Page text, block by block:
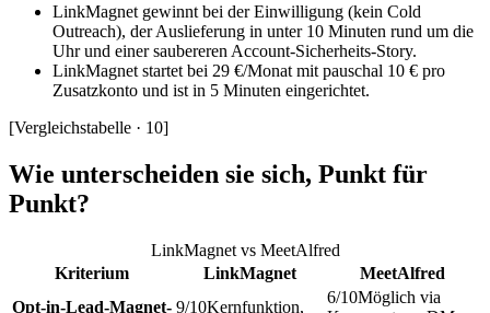
LinkMagnet gewinnt bei der Einwilligung (kein Cold
Outreach), der Auslieferung in unter 10 Minuten rund um die
Uhr und einer saubereren Account-Sicherheits-Story.
LinkMagnet startet bei 29 €/Monat mit pauschal 10 € pro
Zusatzkonto und ist in 5 Minuten eingerichtet.
[Vergleichstabelle · 10]
Wie unterscheiden sie sich, Punkt für
Punkt?
LinkMagnet vs MeetAlfred
Kriterium
LinkMagnet
MeetAlfred
Opt-in-Lead-Magnet- 9/10Kernfunktion,
6/10Möglich via